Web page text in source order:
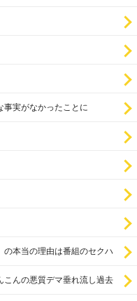
事実がなかったことに
の本当の理由は番組のセクハ
こんの悪質デマ垂れ流し過去